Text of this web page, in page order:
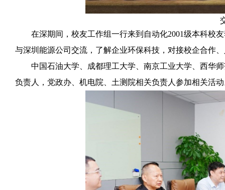
在深期间，校友工作组一行来到自动化2001级本科校
与深圳能源公司交流，了解企业环保科技，对接校企合作
中国石油大学、成都理工大学、南京工业大学、西华
负责人，党政办、机电院、土测院相关负责人参加相关活